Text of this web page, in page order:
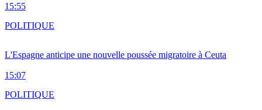
15:55
L'Espagne anticipe une nouvelle poussée migratoire à Ceuta
15:07
POLITIQUE
POLITIQUE